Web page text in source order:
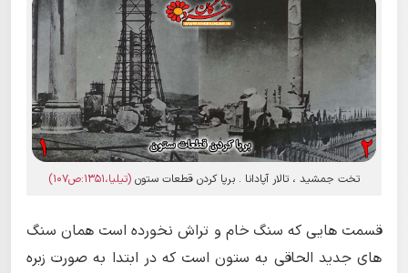
تخت جمشید ، تالار آپادانا . برپا کردن قطعات ستون (تیلیا،1351:ص107)
قسمت هایی که سنگ خام و تراش نخورده است همان سنگ
های جدید الحاقی به ستون است که در ابتدا به صورت زبره